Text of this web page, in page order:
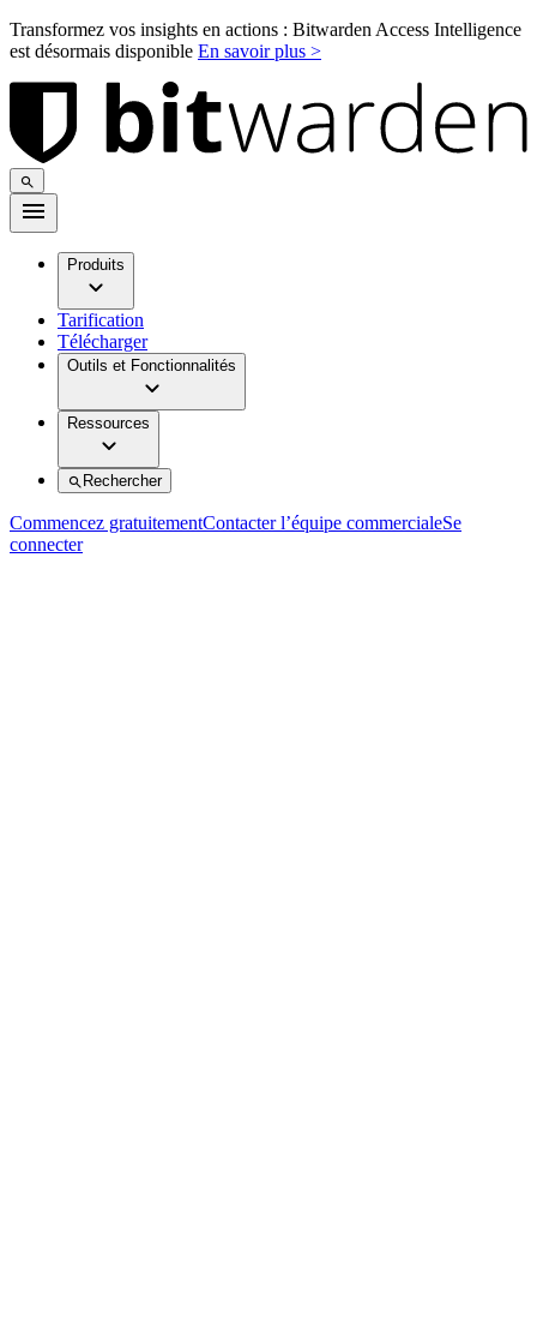
Transformez vos insights en actions : Bitwarden Access Intelligence
est désormais disponible En savoir plus >
Produits
Tarification
Télécharger
Outils et Fonctionnalités
Ressources
Rechercher
Commencez gratuitementContacter l’équipe commercialeSe
connecter